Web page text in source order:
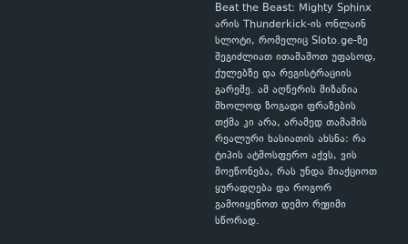
Beat the Beast: Mighty Sphinx
არის Thunderkick-ის ონლაინ
სლოტი, რომელიც Sloto.ge-ზე
შეგიძლიათ ითამაშოთ უფასოდ,
ქულებზე და რეგისტრაციის
გარეშე. ამ აღწერის მიზანია
მხოლოდ ზოგადი ფრაზების
თქმა კი არა, არამედ თამაშის
რეალური ხასიათის ახსნა: რა
ტიპის ატმოსფერო აქვს, ვის
მოეწონება, რას უნდა მიაქციოთ
ყურადღება და როგორ
გამოიყენოთ დემო რეჟიმი
სწორად.